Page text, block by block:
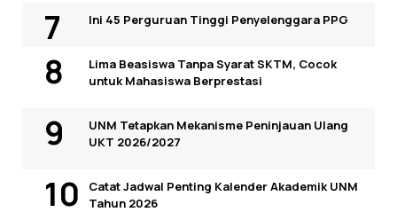
Ini 45 Perguruan Tinggi Penyelenggara PPG
Lima Beasiswa Tanpa Syarat SKTM, Cocok
untuk Mahasiswa Berprestasi
UNM Tetapkan Mekanisme Peninjauan Ulang
UKT 2026/2027
Catat Jadwal Penting Kalender Akademik UNM
Tahun 2026